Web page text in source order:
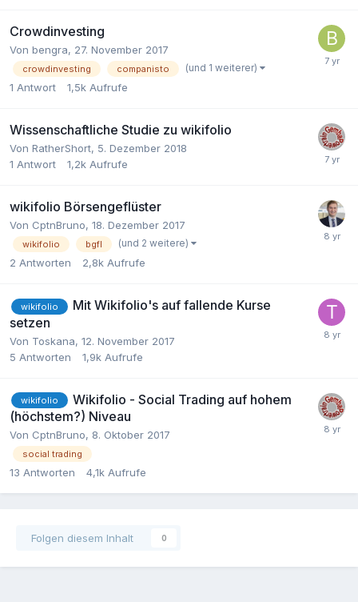
Crowdinvesting
Von bengra, 27. November 2017
crowdinvesting companisto (und 1 weiterer)
1 Antwort 1,5k Aufrufe
Wissenschaftliche Studie zu wikifolio
Von RatherShort, 5. Dezember 2018
1 Antwort 1,2k Aufrufe
wikifolio Börsengeflüster
Von CptnBruno, 18. Dezember 2017
wikifolio bgfl (und 2 weitere)
2 Antworten 2,8k Aufrufe
wikifolio
Mit Wikifolio's auf fallende Kurse
setzen
Von Toskana, 12. November 2017
5 Antworten 1,9k Aufrufe
wikifolio
Wikifolio - Social Trading auf hohem
(höchstem?) Niveau
Von CptnBruno, 8. Oktober 2017
social trading
13 Antworten 4,1k Aufrufe
Folgen diesem Inhalt 0